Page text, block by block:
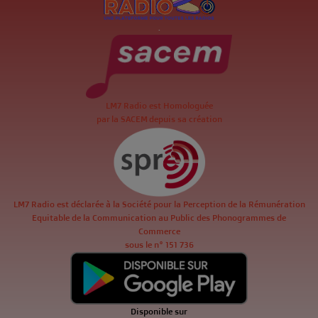
.
LM7 Radio est Homologuée
par la SACEM depuis sa création
LM7 Radio est déclarée à la Société pour la Perception de la Rémunération
Equitable de la Communication au Public des Phonogrammes de
Commerce
sous le n° 151 736
Disponible sur